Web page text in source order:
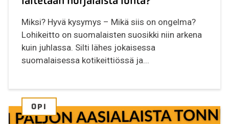
Miksi? Hyvä kysymys – Mikä siis on ongelma?
Lohikeitto on suomalaisten suosikki niin arkena
kuin juhlassa. Silti lähes jokaisessa
suomalaisessa kotikeittiössä ja...
OPI